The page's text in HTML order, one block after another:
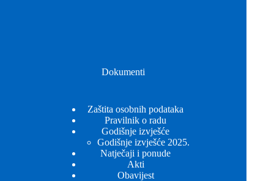
Dokumenti
Zaštita osobnih podataka
Pravilnik o radu
Godišnje izvješće
Godišnje izvješće 2025.
Natječaji i ponude
Akti
Obavijest